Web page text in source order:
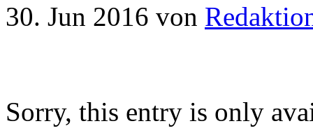
30. Jun 2016 von
Sorry, this entry is only